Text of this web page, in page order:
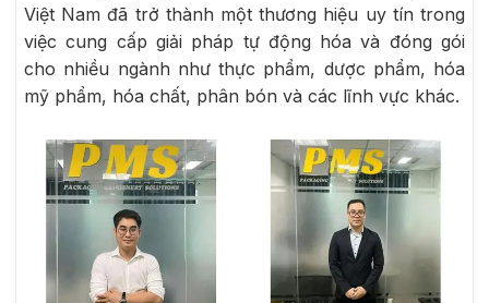
Việt Nam đã trở thành một thương hiệu uy tín trong
việc cung cấp giải pháp tự động hóa và đóng gói
cho nhiều ngành như thực phẩm, dược phẩm, hóa
mỹ phẩm, hóa chất, phân bón và các lĩnh vực khác.